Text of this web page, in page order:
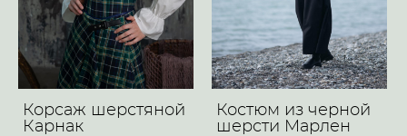
Корсаж шерстяной
Карнак
Костюм из черной
шерсти Mарлен